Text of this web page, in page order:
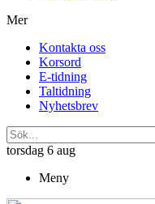
Mer
Kontakta oss
Korsord
E-tidning
Taltidning
Nyhetsbrev
torsdag 6 aug
Meny